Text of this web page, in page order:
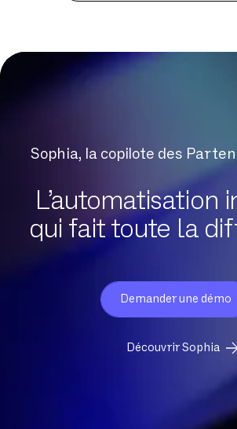
Sophia, la copilote des
L’automatisation
qui fait toute la
Demander une démo
Découvrir Sophia